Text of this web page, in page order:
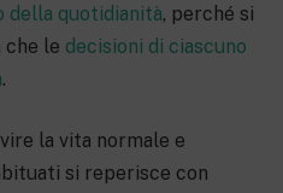
della quotidianità, perché si
che le decisioni di ciascuno
.
la vita normale e
si reperisce con